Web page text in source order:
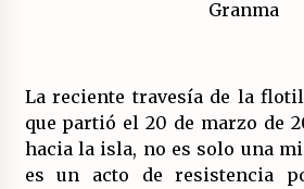
¿Son marxistas las
¿Por qué la «unidad de
callejón sin salida?
19/07/2026
La reciente travesía de la
que partió el 20 de marzo de
hacia la isla, no es solo una
es un acto de resistencia